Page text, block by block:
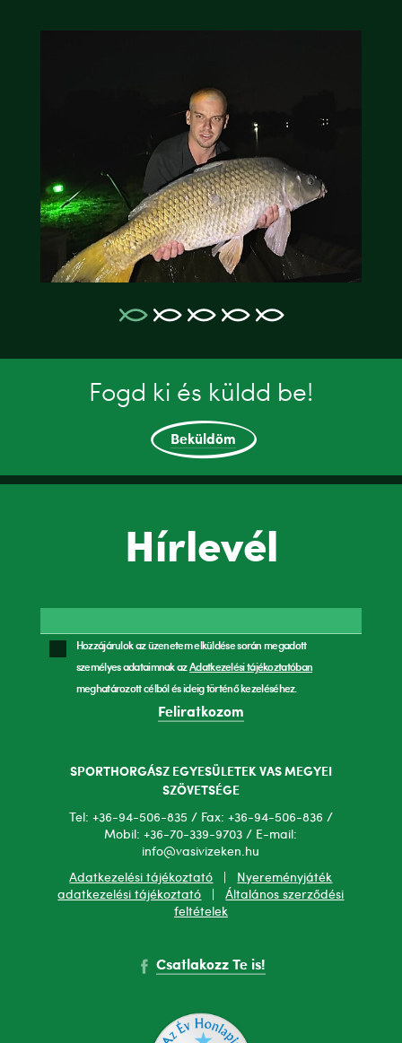
Fogd ki és küldd be!
Beküldöm
Hírlevél
Hozzájárulok az üzenetem elküldése során megadott
személyes adataimnak azAdatkezelési tájékoztatóban
meghatározott célból és ideig történő kezeléséhez.
Feliratkozom
SPORTHORGÁSZ EGYESÜLETEK VAS MEGYEI
SZÖVETSÉGE
Tel: +36-94-506-835 / Fax: +36-94-506-836 /
Mobil: +36-70-339-9703 / E-mail:
info@vasivizeken.hu
Adatkezelési tájékoztató
Nyereményjáték
adatkezelési tájékoztató |Általános szerződési
feltételek
Csatlakozz Te is!